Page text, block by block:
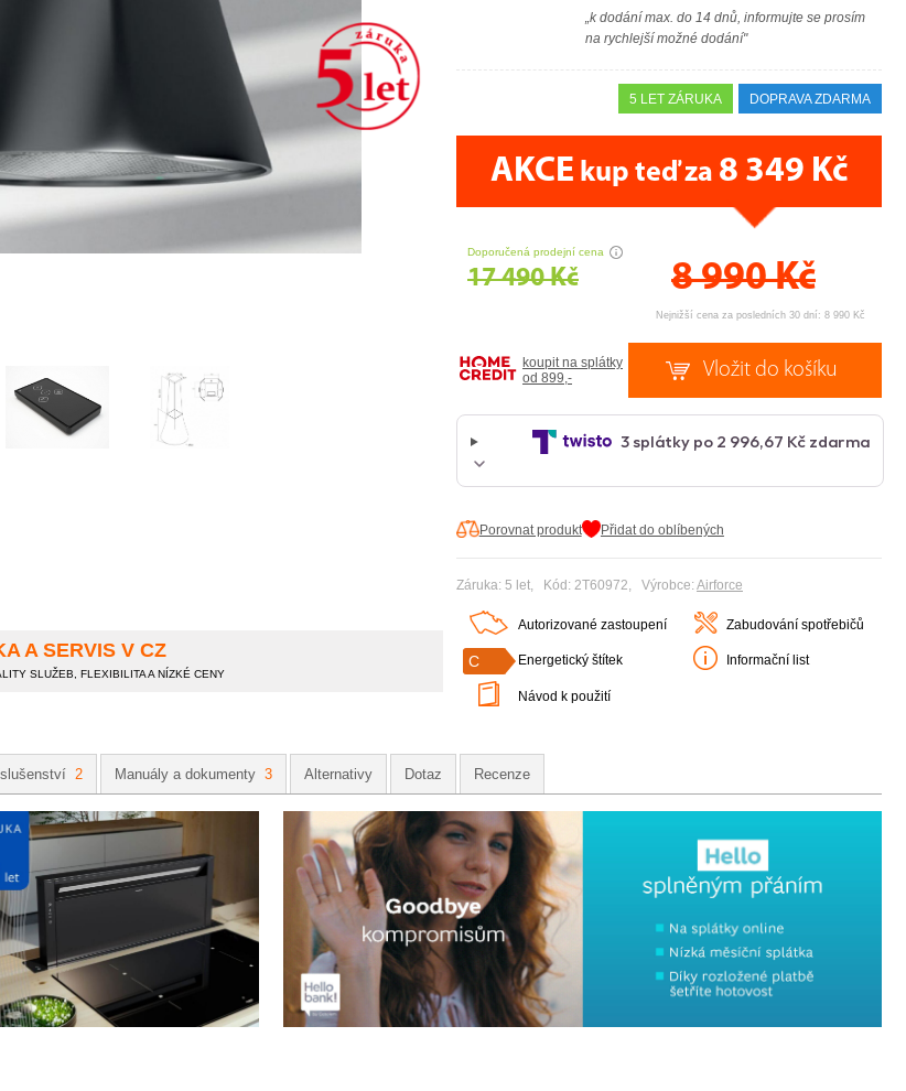
„k dodání max. do 14 dnů, informujte se prosím
na rychlejší možné dodání"
5 LET ZÁRUKA DOPRAVA ZDARMA
AKCE kup teď za 8 349 Kč
Doporučená prodejní cena
17 490 Kč 8 990Kč
Nejnižší cena za posledních 30 dní: 8 990 Kč
koupit na splátky
od 899,-
Porovnat produkt Přidat do oblíbených
Záruka: 5 let, Kód: 2T60972, Výrobce: Airforce
A SERVIS V CZ
SLUŽEB, FLEXIBILITA A NÍZKÉ CENY
Autorizované zastoupení Zabudování spotřebičů
C Energetický štítek Informační list
Návod k použití
2 Manuály a dokumenty 3 Alternativy Dotaz Recenze